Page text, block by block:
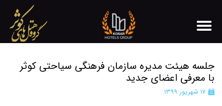
جلسه هیئت مدیره سازمان فرهنگی سیاحتی کوثر
با معرفی اعضای جدید
۱۷ شهریور ۱۳۹۹